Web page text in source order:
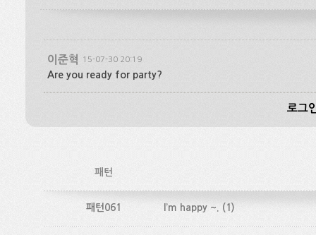
이준혁 15-07-30 20:19
Are you ready for party?
로그
패턴
패턴061 I’m happy ~. (1)